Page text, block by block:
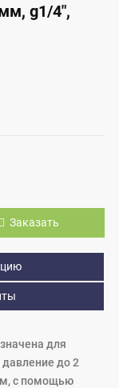
g1/4",
Заказать
для
до 2
с помощью